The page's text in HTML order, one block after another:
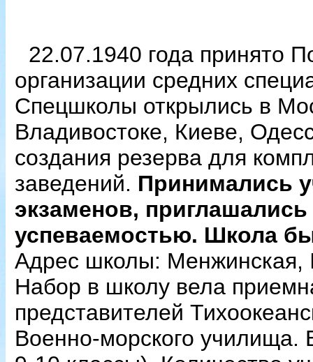
22.07.1940 года принято
организации средних
Спецшколы открылись в
Владивостоке, Киеве,
создания резерва для
заведений. Принимались
экзаменов,
успеваемостью. Школа
Адрес школы: Менжинская,
Набор в школу вела
представителей
Военно-морского училища.